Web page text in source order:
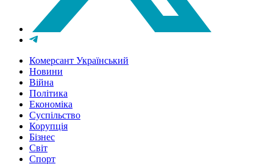
Комерсант Український
Новини
Війна
Політика
Економіка
Суспільство
Корупція
Бізнес
Світ
Спорт